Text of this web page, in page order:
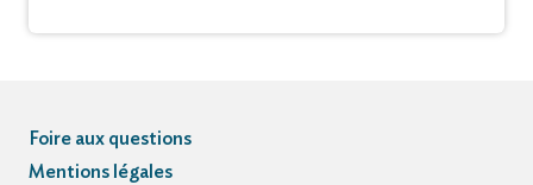
Foire aux questions
Mentions légales